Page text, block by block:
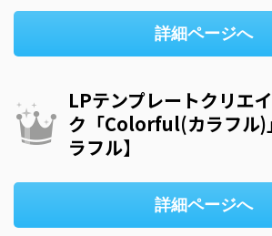
詳細ページへ
LPテンプレートクリエ
ク「Colorful(カラフル)
ラフル】
詳細ページへ